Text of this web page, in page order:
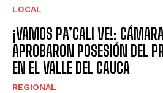
LOCAL
¡VAMOS PA’CALI VE!:
APROBARON POSESIÓN DEL
EN EL VALLE DEL CAUCA
REGIONAL